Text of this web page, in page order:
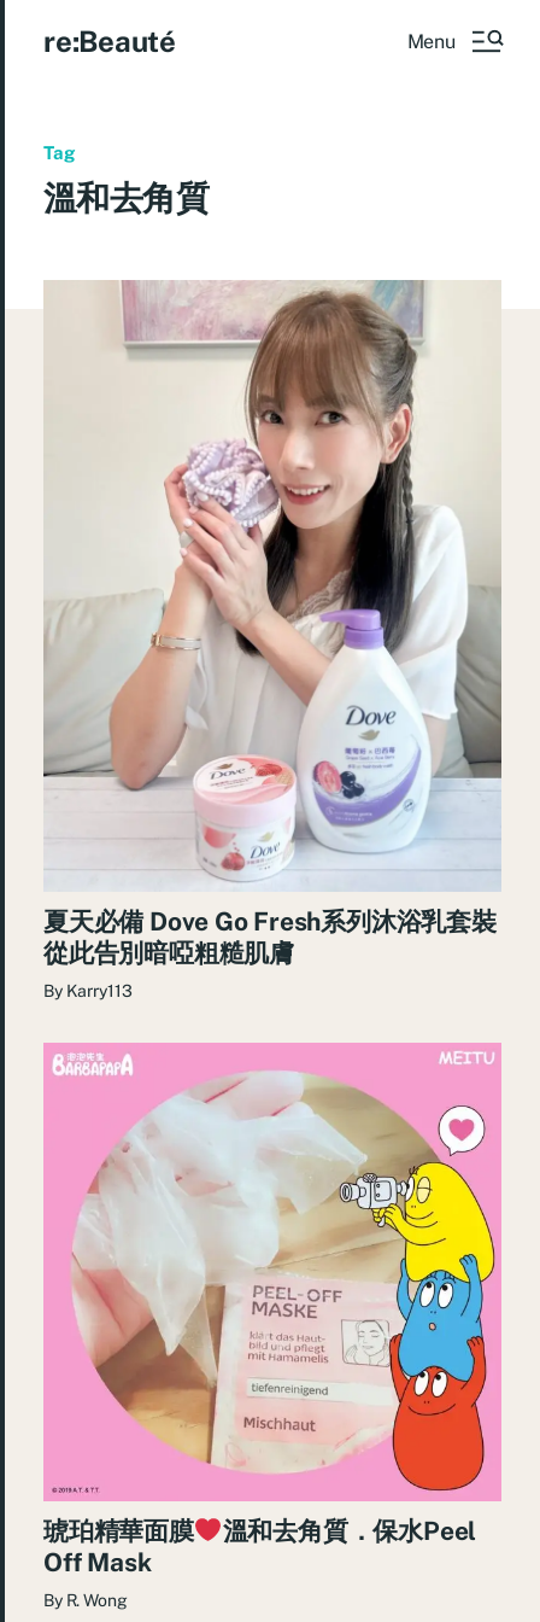
re:Beauté Menu
Tag
溫和去角質
夏天必備 Dove Go Fresh系列沐浴乳套裝
從此告別暗啞粗糙肌膚
By Karry113
琥珀精華面膜
溫和去角質．保水Peel
Off Mask
By R. Wong